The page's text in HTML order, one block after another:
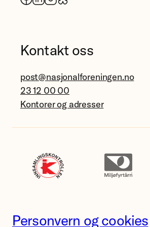
Kontakt oss
post@nasjonalforeningen.no
23 12 00 00
Kontorer og adresser
Personvern og cookies